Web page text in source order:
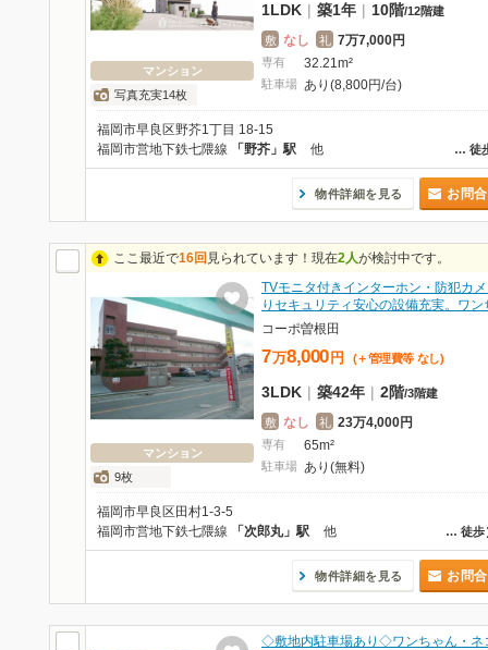
マンション
写真充実14枚
1LDK | 築1年 | 10階/12階建
敷 なし 礼 7万7,000円
専有 32.21m²
駐車場 あり(8,800円/台)
福岡市早良区野芥1丁目 18-15
… 徒
福岡市営地下鉄七隈線 「野芥」駅 他
物件詳細を見る お問
ここ最近で16回 見られています！現在2人が検討中です。
マンション
9枚
TVモニタ付きインターホン・防犯カ
りセキュリティ安心の設備充実。ワ
コーポ曽根田
7万8,000 円 (＋管理費等 なし)
3LDK | 築42年 | 2階/3階建
敷 なし 礼 23万4,000円
専有 65m²
駐車場 あり(無料)
福岡市早良区田村1-3-5
… 徒歩
福岡市営地下鉄七隈線 「次郎丸」駅 他
物件詳細を見る お問
◇敷地内駐車場あり◇ワンちゃん・ネ